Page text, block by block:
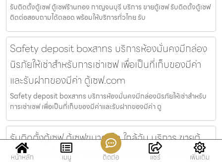
รับติดตั้งตู้เซฟ ตู้เซฟร้านทอง กาญจนบุรี บริการ ขายตู้เซฟ รับติดตั้งตู้เซฟ
ติดต่อสอบถามได้ตลอด พร้อมให้บริการทั่วไทย รับ
Safety deposit boxสาทร บริการห้องมั่นคงมีกล่อง
นิรภัยให้เช่าสำหรับการเช่าเซฟ เพื่อเป็นที่เก็บของมีค่า
และรับฝากของมีค่า ตู้เซฟ.com
Safety deposit boxสาทร บริการห้องมั่นคงมีกล่องนิรภัยให้เช่าสำหรับ
การเช่าเซฟ เพื่อเป็นที่เก็บของมีค่าและรับฝากของมีค่า ตู
รับติดตั้งตู้เซฟ ตู้เซฟขนาดเล็ก ใกล้ฉัน บริการ ขายตู้
เซฟ รับติดตั้งตู้เซฟ พร้อมทีมงานมืออาชีพ ราคาถูก
หน้าหลัก เมนู ติดต่อ แชร์ เพิ่มเติม